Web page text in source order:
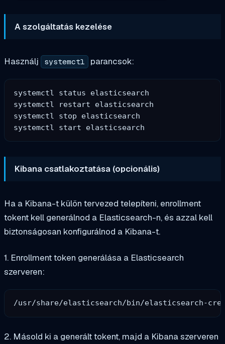
A szolgáltatás kezelése
Használj systemctl parancsok:
systemctl status elasticsearch
systemctl restart elasticsearch
systemctl stop elasticsearch
Kibana csatlakoztatása (opcionális)
Ha a Kibana-t külön tervezed telepíteni, enrollment
tokent kell generálnod a Elasticsearch-n, és azzal kell
biztonságosan konfigurálnod a Kibana-t.
1. Enrollment token generálása a Elasticsearch
szerveren:
2. Másold ki a generált tokent, majd a Kibana szerveren